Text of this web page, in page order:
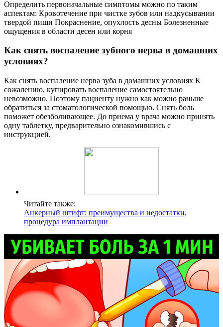
Определить первоначальные симптомы можно по таким
аспектам: Кровотечение при чистке зубов или надкусывании
твердой пищи Покраснение, опухлость десны Болезненные
ощущения в области десен или корня
Как снять воспаление зубного нерва в домашних
условиях?
Как снять воспаление нерва зуба в домашних условиях К
сожалению, купировать воспаление самостоятельно
невозможно. Поэтому пациенту нужно как можно раньше
обратиться за стоматологической помощью. Снять боль
поможет обезболивающее. До приема у врача можно принять
одну таблетку, предварительно ознакомившись с
инструкцией.
Читайте также:
Анкерный штифт: преимущества и недостатки,
процедура имплантации